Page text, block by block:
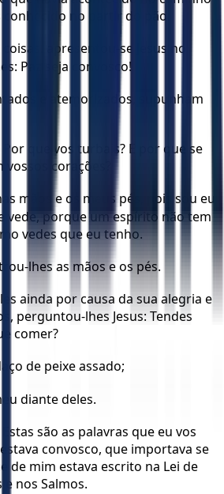
no partir do pão.
apresentou-se Jesus no
Paz seja convosco!
e atemorizados, supunham
Por que vos turbais? E por que se
corações?
mãos e os meus pés, pois sou eu
vede, porque um espírito não tem
vedes que eu tenho.
lhes as mãos e os pés.
ainda por causa da sua alegria e
perguntou-lhes Jesus: Tendes
comer?
de peixe assado;
diante deles.
são as palavras que eu vos
convosco, que importava se
de mim estava escrito na Lei de
nos Salmos.